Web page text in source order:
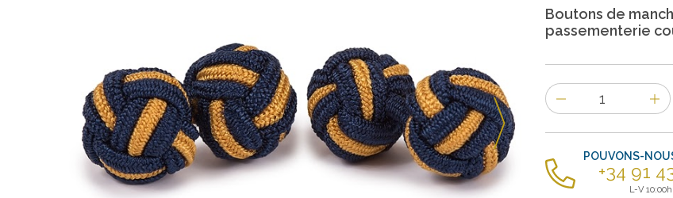
Boutons de
passementerie
Nombre
d'items
POUVONS-
+34 91
L-V